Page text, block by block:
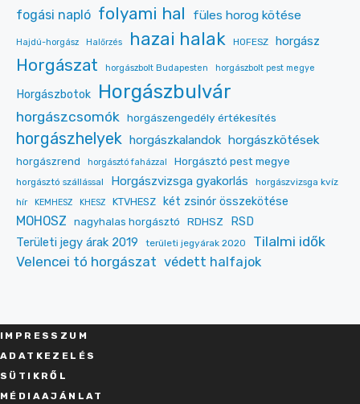
fogási napló folyami hal füles horog kötése
Hajdú-horgász Halőrzés hazai halak HOFESZ horgász
Horgászat horgászbolt Budapesten horgászbolt pest megye
Horgászbotok Horgászbulvár
horgászcsomók horgászengedély értékesítés
horgászhelyek horgászkalandok horgászkötések
horgászrend horgásztó faházzal Horgásztó pest megye
horgásztó szállással Horgászvizsga gyakorlás
horgászvizsga kvíz
hír
KEMHESZ KHESZ KTVHESZ két zsinór összekötése
MOHOSZ nagyhalas horgásztó RDHSZ RSD
Területi jegy árak 2019 területi jegyárak 2020
Tilalmi idők
Velencei tó horgászat védett halfajok
IMPRESSZU M
ADATKEZELÉS
SÜT IKRŐL
MÉDIAAJÁNLAT